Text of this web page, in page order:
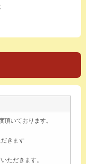
いております。
きます
ただきます。